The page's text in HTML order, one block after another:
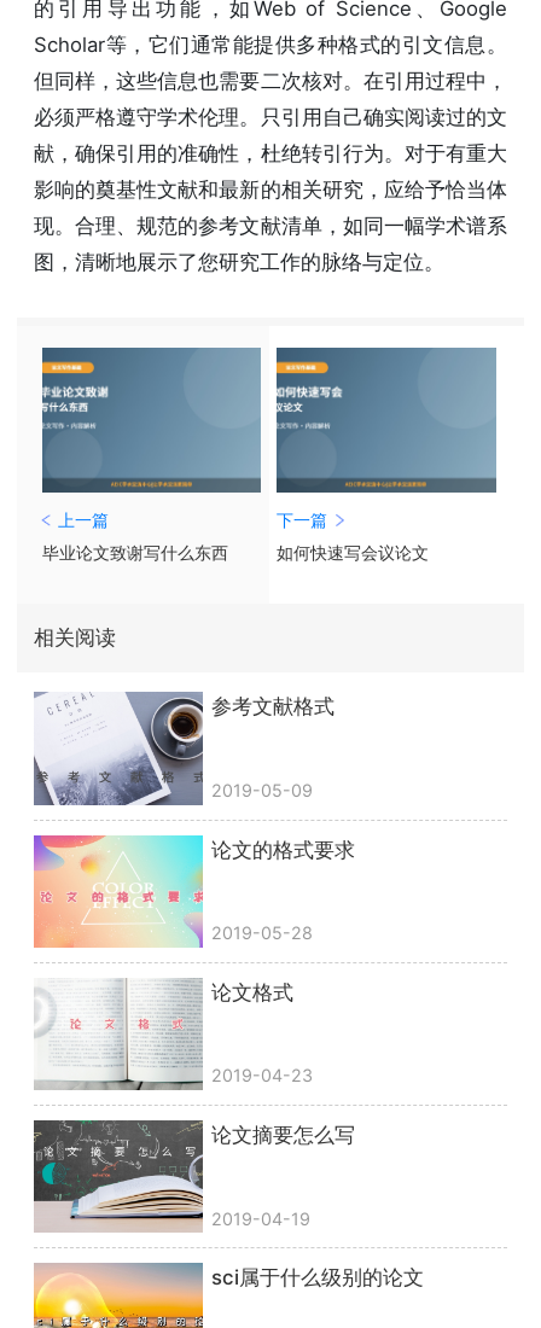
的引用导出功能，如Web of Science、Google
Scholar等，它们通常能提供多种格式的引文信息。
但同样，这些信息也需要二次核对。在引用过程中，
必须严格遵守学术伦理。只引用自己确实阅读过的文
献，确保引用的准确性，杜绝转引行为。对于有重大
影响的奠基性文献和最新的相关研究，应给予恰当体
现。合理、规范的参考文献清单，如同一幅学术谱系
图，清晰地展示了您研究工作的脉络与定位。
上一篇
毕业论文致谢写什么东西
下一篇
如何快速写会议论文
相关阅读
参考文献格式
2019-05-09
论文的格式要求
2019-05-28
论文格式
2019-04-23
论文摘要怎么写
2019-04-19
sci属于什么级别的论文